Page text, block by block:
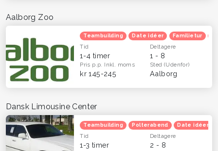
Aalborg Zoo
Teambuilding Date idéer Familietur
Tid
1-4 timer
Deltagere
1 - 8
Pris p.p. Inkl. moms
kr 145-245
Sted(Udenfor)
Aalborg
Dansk Limousine Center
Teambuilding Polterabend Date idéer
Tid
1-3 timer
Deltagere
2 - 8